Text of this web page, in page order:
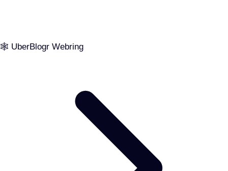
🕸️ UberBlogr Webring